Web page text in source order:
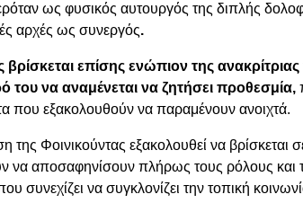
ως φυσικός αυτουργός της διπλής
αρχές ως συνεργός.
βρίσκεται επίσης ενώπιον της
του να αναμένεται να ζητήσει προθεσμία,
που εξακολουθούν να παραμένουν ανοιχτά.
της Φοινικούντας εξακολουθεί να βρίσκεται
να αποσαφηνίσουν πλήρως τους ρόλους και
συνεχίζει να συγκλονίζει την τοπική